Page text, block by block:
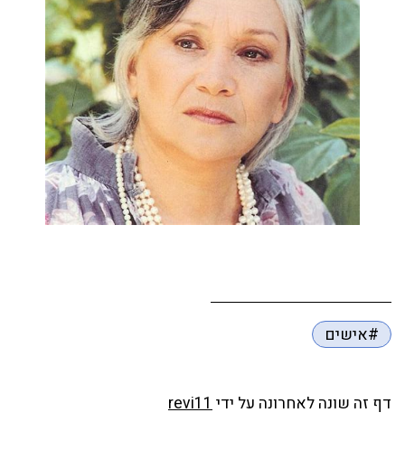
#אישים
דף זה שונה לאחרונה על ידיrevi11